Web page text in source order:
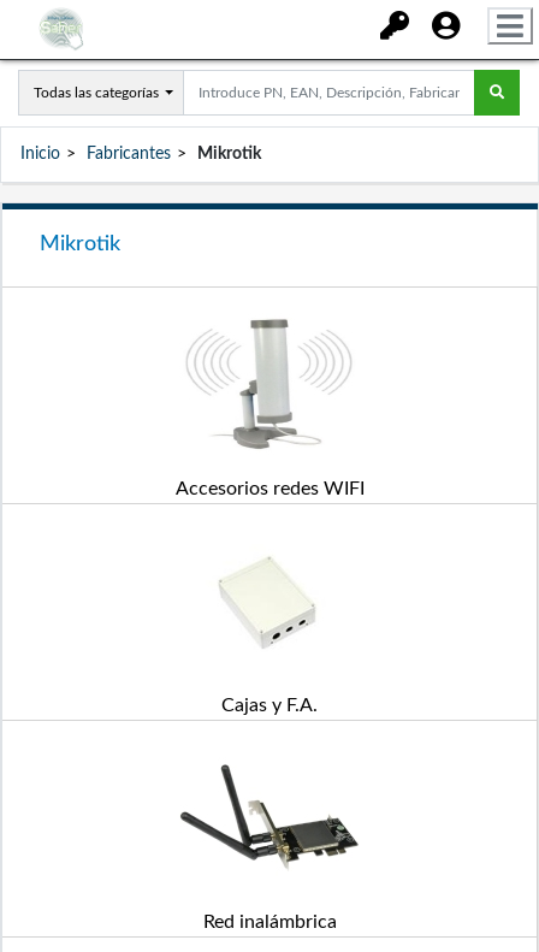
Todas las categorías
Inicio Fabricantes Mikrotik
Mikrotik
Accesorios redes WIFI
Cajas y F.A.
Red inalámbrica